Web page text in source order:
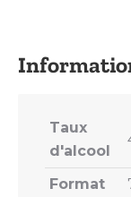
Taux
d'alcool
Format